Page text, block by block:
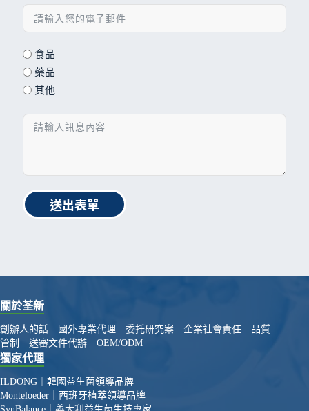
食品
藥品
其他
送出表單
關於荃新
創辦人的話 國外專業代理 委托研究案 企業社會責任
品質
管制
送審文件代辦 OEM/ODM
獨家代理
ILDONG｜韓國益生菌領導品牌
Monteloeder｜西班牙植萃領導品牌